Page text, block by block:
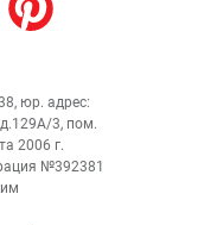
юр. адрес:
д.129А/3, пом.
2006 г.
№392381